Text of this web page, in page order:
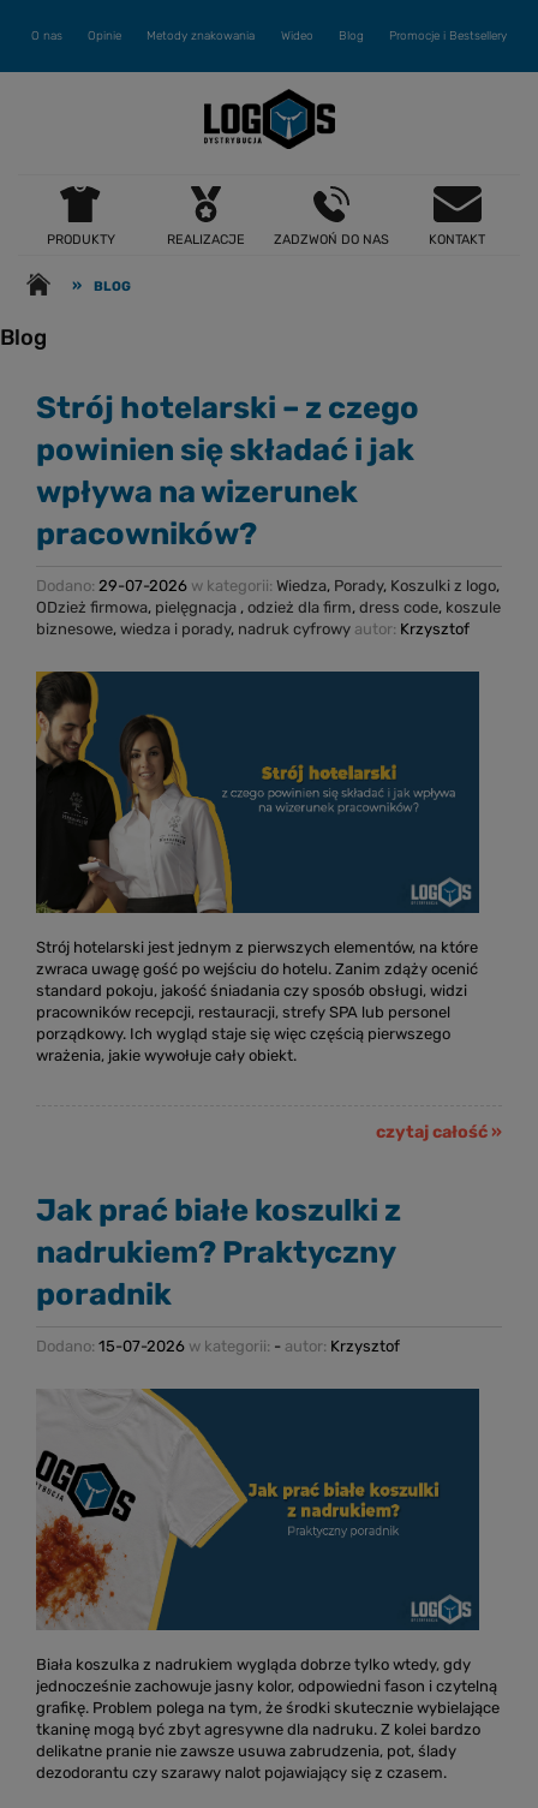
O nas Opinie Metody znakowania Wideo Blog Promocje i Bestsellery
PRODUKTY REALIZACJE ZADZWOŃ DO NAS KONTAKT
» BLOG
Blog
Strój hotelarski – z czego
powinien się składać i jak
wpływa na wizerunek
pracowników?
Dodano: 29-07-2026 w kategorii: Wiedza, Porady, Koszulki z logo,
ODzież firmowa, pielęgnacja , odzież dla firm, dress code, koszule
biznesowe, wiedza i porady, nadruk cyfrowy autor: Krzysztof
Strój hotelarski jest jednym z pierwszych elementów, na które
zwraca uwagę gość po wejściu do hotelu. Zanim zdąży ocenić
standard pokoju, jakość śniadania czy sposób obsługi, widzi
pracowników recepcji, restauracji, strefy SPA lub personel
porządkowy. Ich wygląd staje się więc częścią pierwszego
wrażenia, jakie wywołuje cały obiekt.
czytaj całość »
Jak prać białe koszulki z
nadrukiem? Praktyczny
poradnik
Dodano: 15-07-2026 w kategorii: - autor: Krzysztof
Biała koszulka z nadrukiem wygląda dobrze tylko wtedy, gdy
jednocześnie zachowuje jasny kolor, odpowiedni fason i czytelną
grafikę. Problem polega na tym, że środki skutecznie wybielające
tkaninę mogą być zbyt agresywne dla nadruku. Z kolei bardzo
delikatne pranie nie zawsze usuwa zabrudzenia, pot, ślady
dezodorantu czy szarawy nalot pojawiający się z czasem.